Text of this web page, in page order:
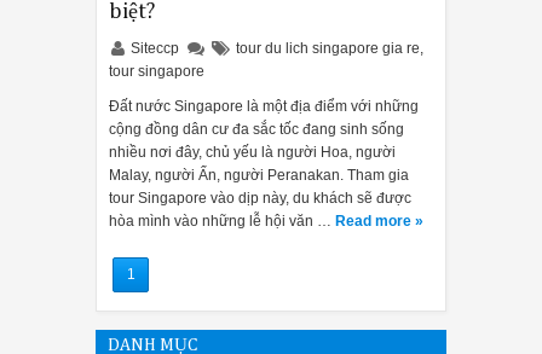
biệt?
Siteccp tour du lich singapore gia re,
tour singapore
Đất nước Singapore là một địa điểm với những
cộng đồng dân cư đa sắc tốc đang sinh sống
nhiều nơi đây, chủ yếu là người Hoa, người
Malay, người Ấn, người Peranakan. Tham gia
tour Singapore vào dịp này, du khách sẽ được
hòa mình vào những lễ hội văn … Read more »
1
DANH MỤC